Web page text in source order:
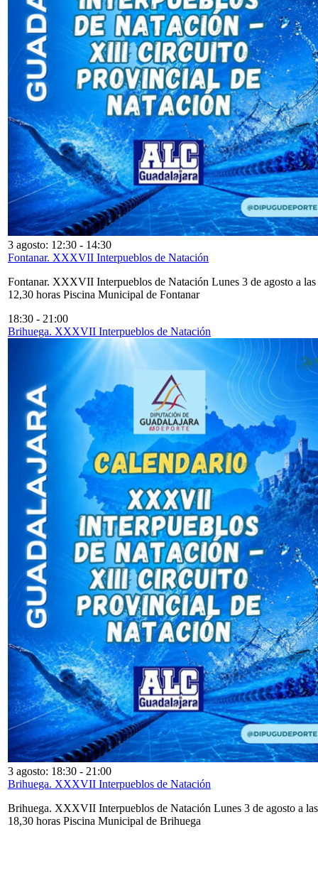
3 agosto: 12:30 - 14:30
Fontanar. XXXVII Interpueblos de Natación
Fontanar. XXXVII Interpueblos de Natación Lunes 3 de agosto a las
12,30 horas Piscina Municipal de Fontanar
18:30 - 21:00
Brihuega. XXXVII Interpueblos de Natación
3 agosto: 18:30 - 21:00
Brihuega. XXXVII Interpueblos de Natación
Brihuega. XXXVII Interpueblos de Natación Lunes 3 de agosto a las
18,30 horas Piscina Municipal de Brihuega